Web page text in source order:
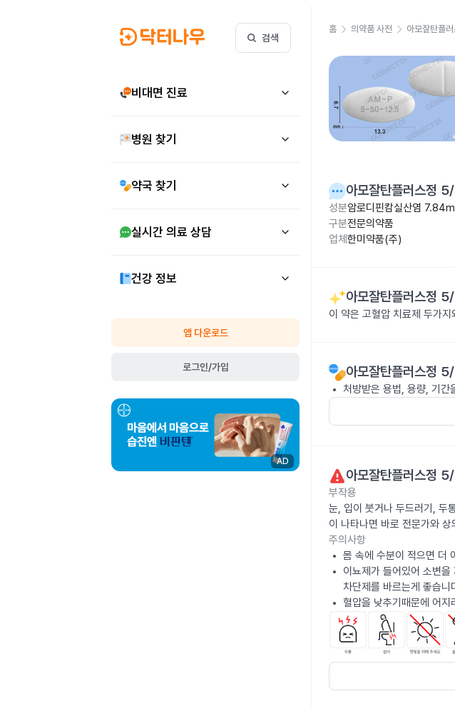
검색
비대면 진료
병원 찾기
약국 찾기
실시간 의료 상담
건강 정보
앱 다운로드
로그인/가입
AD
홈 의약품 사전 아모잘탄플
아모잘탄플러스정
성분암로디핀캄실산염
구분전문의약품
업체 한미약품(주)
아모잘탄플러스정
이 약은 고혈압 치료제 두가
아모잘탄플러스정
처방받은 용법, 용량, 기간
아모잘탄플러스정
부작용
눈, 입이 붓거나 두드러기, 두
이 나타나면 바로 전문가와 상
주의사항
몸 속에 수분이 적으면 더
이뇨제가 들어있어 소변
차단제를 바르는게 좋습니
혈압을 낮추기때문에 어